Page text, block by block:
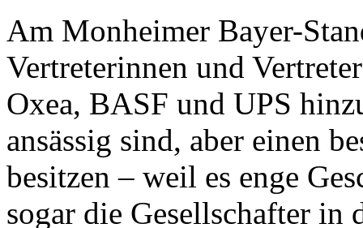
Am Monheimer Bayer-
Vertreterinnen und
Oxea, BASF und UPS
ansässig sind, aber einen
besitzen – weil es enge
sogar die Gesellschafter in